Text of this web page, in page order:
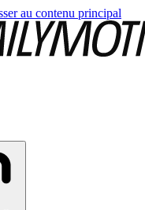
au contenu principal